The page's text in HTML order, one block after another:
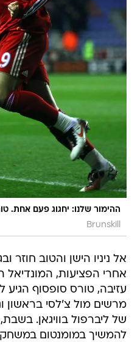
ההימור שלנו: יחגוג פעם אחת.
Brunskill
אל ניניו הישן והטוב חוזר
אחרי הפציעות,
עזיבה, טורס סופסוף
של ליברפול בוויגאן. בשבת,
להמשיך במומנטום